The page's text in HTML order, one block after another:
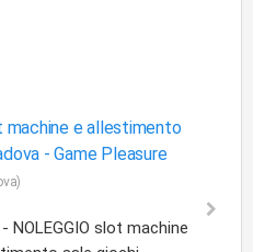
machine e allestimento
-Game Pleasure
NOLEGGIO slot machine